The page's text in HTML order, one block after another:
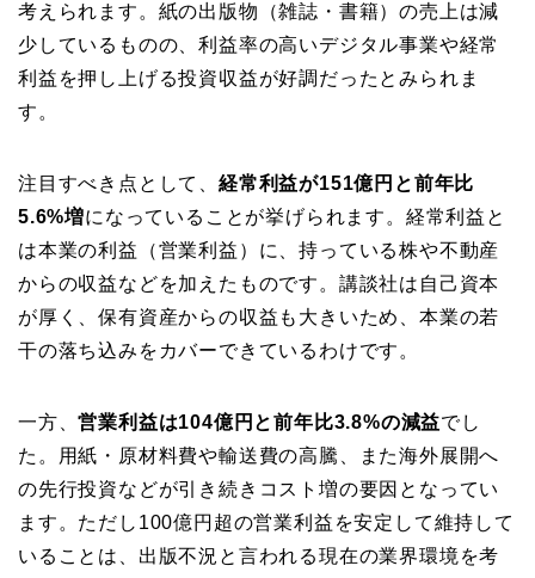
考えられます。紙の出版物（雑誌・書籍）の売上は減
少しているものの、利益率の高いデジタル事業や経常
利益を押し上げる投資収益が好調だったとみられま
す。
注目すべき点として、 経常利益が151億円と前年比
5.6%増になっていることが挙げられます。経常利益と
は本業の利益（営業利益）に、持っている株や不動産
からの収益などを加えたものです。講談社は自己資本
が厚く、保有資産からの収益も大きいため、本業の若
干の落ち込みをカバーできているわけです。
一方、営業利益は104億円と前年比3.8%の減益でし
た。用紙・原材料費や輸送費の高騰、また海外展開へ
の先行投資などが引き続きコスト増の要因となってい
ます。ただし100億円超の営業利益を安定して維持して
いることは、出版不況と言われる現在の業界環境を考